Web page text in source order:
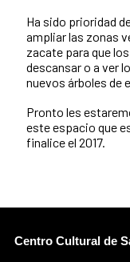
Ha sido prioridad
ampliar las zonas
zacate para que
descansar o a ver
nuevos árboles de
Pronto les
este espacio que
finalice el 2017.
Centro Cultural de